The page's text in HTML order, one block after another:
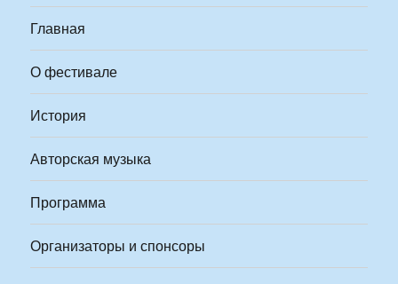
Главная
О фестивале
История
Авторская музыка
Программа
Организаторы и спонсоры